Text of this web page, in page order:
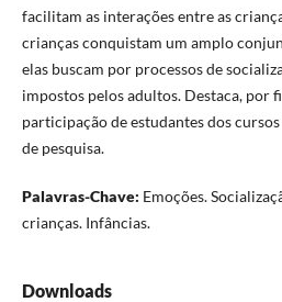
facilitam as interações entre as
crianças conquistam um amplo
elas buscam por processos de
impostos pelos adultos. Destaca, por
participação de estudantes dos
de pesquisa.
Palavras-Chave: Emoções.
crianças. Infâncias.
Downloads